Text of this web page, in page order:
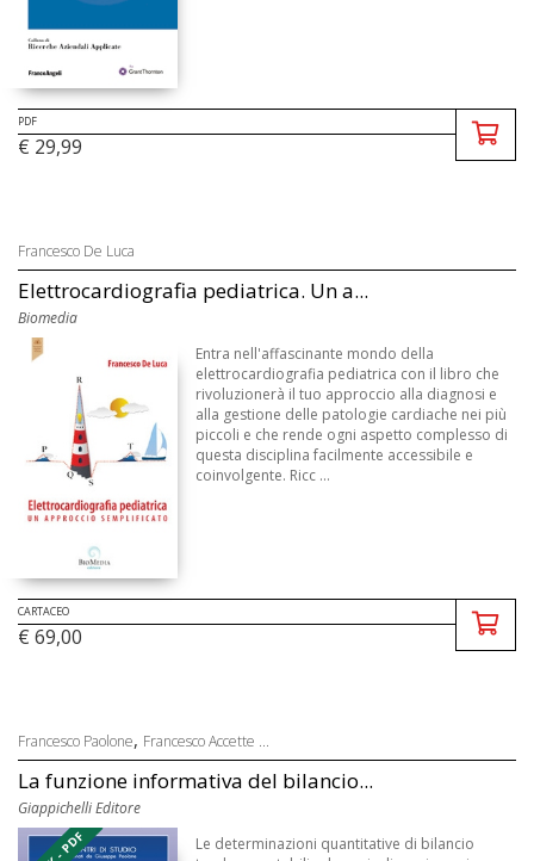
PDF
€ 29,99
Francesco De Luca
Elettrocardiografia pediatrica. Un a...
Biomedia
Entra nell'affascinante mondo della
elettrocardiografia pediatrica con il libro che
rivoluzionerà il tuo approccio alla diagnosi e
alla gestione delle patologie cardiache nei più
piccoli e che rende ogni aspetto complesso di
questa disciplina facilmente accessibile e
coinvolgente. Ricc ...
CARTACEO
€ 69,00
Francesco Paolone, Francesco Accette ...
La funzione informativa del bilancio...
Giappichelli Editore
Le determinazioni quantitative di bilancio